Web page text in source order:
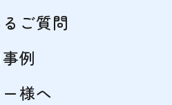
ご質問
例
様へ
料金表